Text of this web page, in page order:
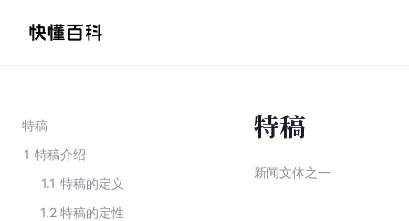
特稿
1 特稿介绍
1.1 特稿的定义
1.2 特稿的定性
特稿
新闻文体之一